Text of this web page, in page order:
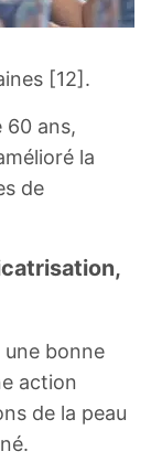
[12].
60 ans,
la
de
une bonne
action
de la peau